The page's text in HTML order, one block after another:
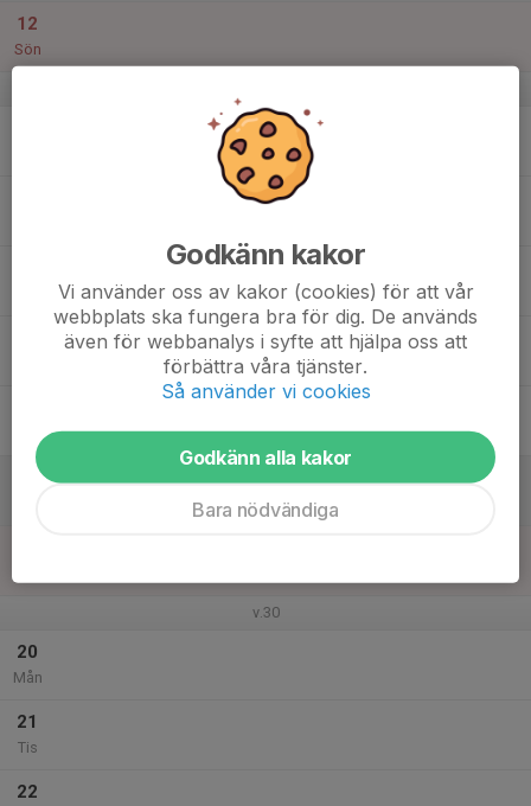
12
Sön
v.30
20
Mån
21
Tis
22
Godkänn kakor
Vi använder oss av kakor (cookies) för att vår
webbplats ska fungera bra för dig. De används
även för webbanalys i syfte att hjälpa oss att
förbättra våra tjänster.
Så använder vi cookies
Godkänn alla kakor
Bara nödvändiga